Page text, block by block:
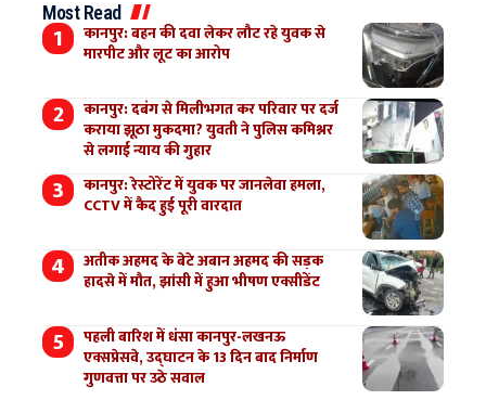
Most Read
कानपुर: बहन की दवा लेकर लौट रहे युवक से
मारपीट और लूट का आरोप
कानपुर: दबंग से मिलीभगत कर परिवार पर दर्ज
कराया झूठा मुकदमा? युवती ने पुलिस कमिश्नर
से लगाई न्याय की गुहार
कानपुर: रेस्टोरेंट में युवक पर जानलेवा हमला,
CCTV में कैद हुई पूरी वारदात
अतीक अहमद के बेटे अबान अहमद की सड़क
हादसे में मौत, झांसी में हुआ भीषण एक्सीडेंट
पहली बारिश में धंसा कानपुर-लखनऊ
एक्सप्रेसवे, उद्घाटन के 13 दिन बाद निर्माण
गुणवत्ता पर उठे सवाल